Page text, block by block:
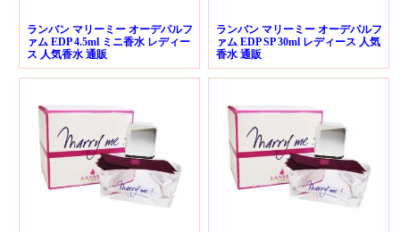
ランバン マリーミー オーデパルフ
ァム EDP 4.5ml ミニ香水 レディー
ス 人気香水 通販
ランバン マリーミー オーデパルフ
ァム EDP SP 30ml レディース 人気
香水 通販